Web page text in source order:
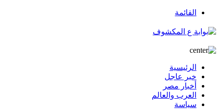
القائمة
الرئيسية
خبر عاجل
أخبار مصر
العرب والعالم
سياسة